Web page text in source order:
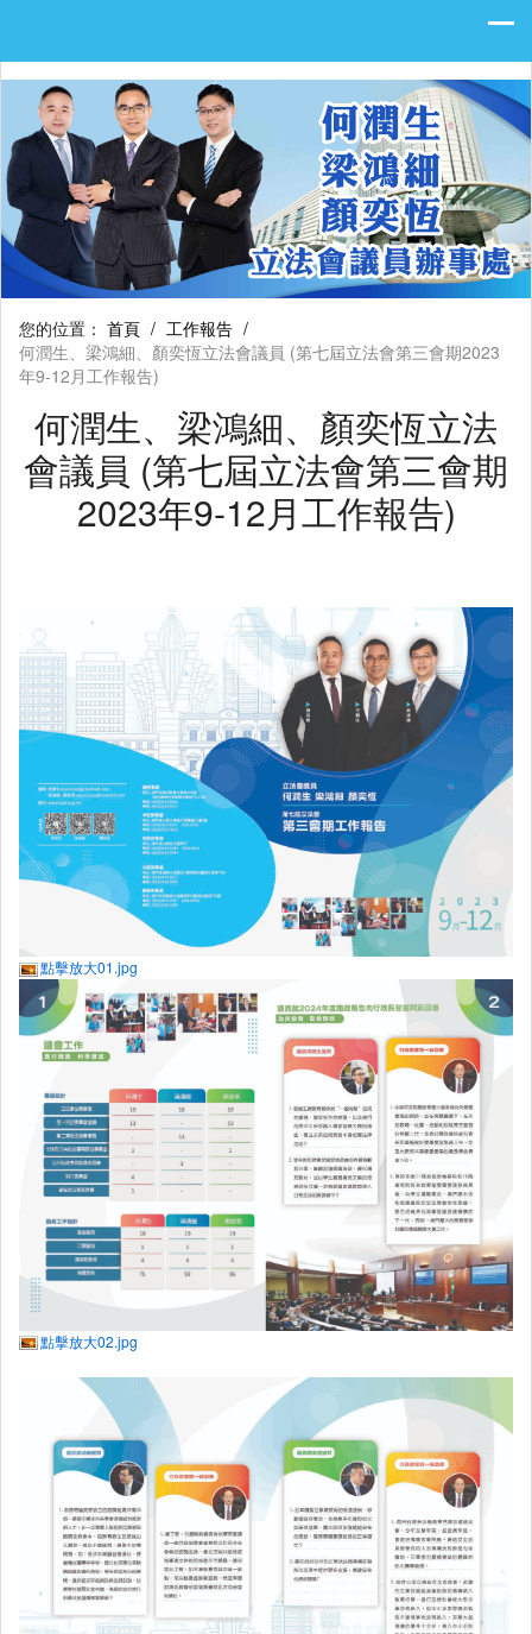
您的位置： 首頁 / 工作報告 /
何潤生、梁鴻細、顏奕恆立法會議員 (第七屆立法會第三會期2023
年9-12月工作報告)
何潤生、梁鴻細、顏奕恆立法
會議員 (第七屆立法會第三會期
2023年9-12月工作報告)
點擊放大01.jpg
點擊放大02.jpg